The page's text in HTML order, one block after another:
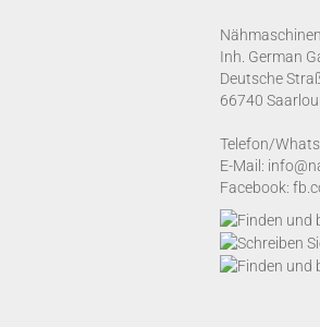
Inh. German
Deutsche
66740
Telefon/
E-Mail:
Facebook: